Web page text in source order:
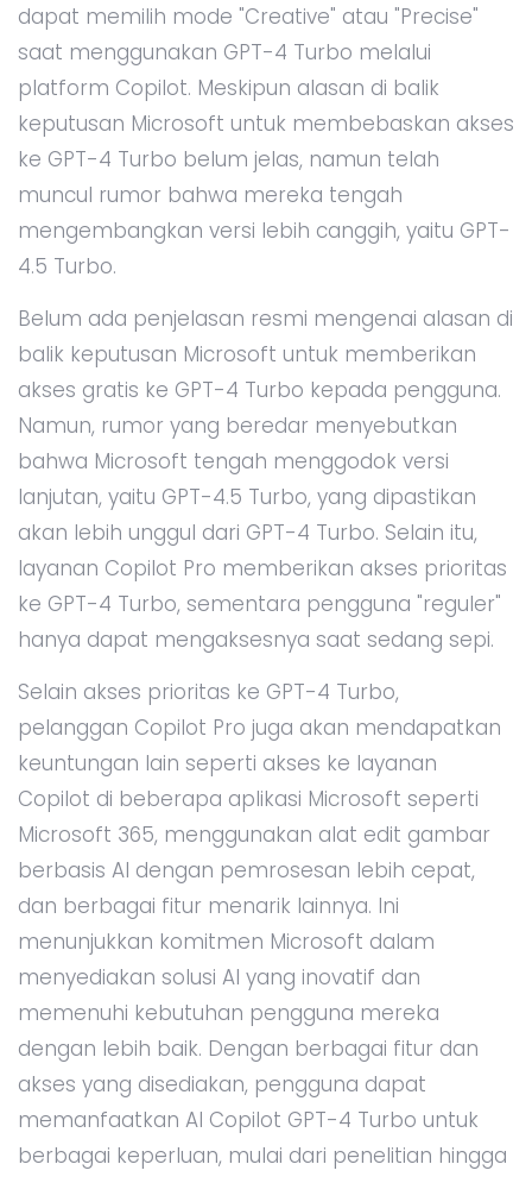
dapat memilih mode "Creative" atau "Precise"
saat menggunakan GPT-4 Turbo melalui
platform Copilot. Meskipun alasan di balik
keputusan Microsoft untuk membebaskan akses
ke GPT-4 Turbo belum jelas, namun telah
muncul rumor bahwa mereka tengah
mengembangkan versi lebih canggih, yaitu GPT-
4.5 Turbo.
Belum ada penjelasan resmi mengenai alasan di
balik keputusan Microsoft untuk memberikan
akses gratis ke GPT-4 Turbo kepada pengguna.
Namun, rumor yang beredar menyebutkan
bahwa Microsoft tengah menggodok versi
lanjutan, yaitu GPT-4.5 Turbo, yang dipastikan
akan lebih unggul dari GPT-4 Turbo. Selain itu,
layanan Copilot Pro memberikan akses prioritas
ke GPT-4 Turbo, sementara pengguna "reguler"
hanya dapat mengaksesnya saat sedang sepi.
Selain akses prioritas ke GPT-4 Turbo,
pelanggan Copilot Pro juga akan mendapatkan
keuntungan lain seperti akses ke layanan
Copilot di beberapa aplikasi Microsoft seperti
Microsoft 365, menggunakan alat edit gambar
berbasis AI dengan pemrosesan lebih cepat,
dan berbagai fitur menarik lainnya. Ini
menunjukkan komitmen Microsoft dalam
menyediakan solusi AI yang inovatif dan
memenuhi kebutuhan pengguna mereka
dengan lebih baik. Dengan berbagai fitur dan
akses yang disediakan, pengguna dapat
memanfaatkan AI Copilot GPT-4 Turbo untuk
berbagai keperluan, mulai dari penelitian hingga